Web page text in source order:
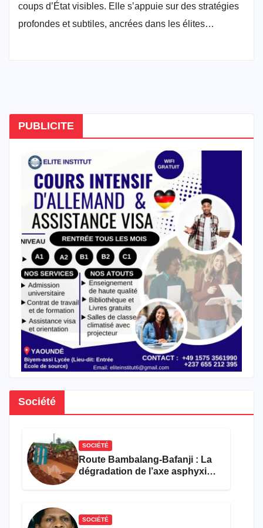
coups d’État visibles. Elle s’appuie sur des stratégies
profondes et subtiles, ancrées dans les élites…
PUBLICITE
Société
SOCIÉTÉ
Route Bambalang-Bafanji : La
dégradation de l’axe asphyxie
SOCIÉTÉ